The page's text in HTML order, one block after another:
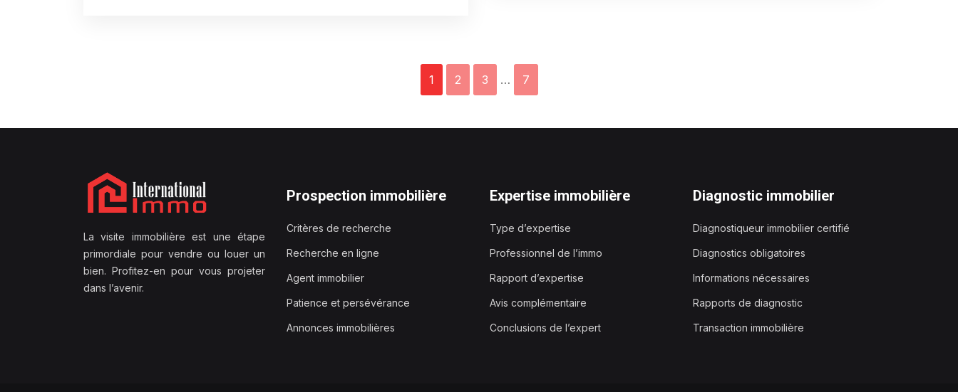
1 2 3 … 7
La visite immobilière est une étape
primordiale pour vendre ou louer un
bien. Profitez-en pour vous projeter
dans l’avenir.
Prospection immobilière
Critères de recherche
Recherche en ligne
Agent immobilier
Patience et persévérance
Annonces immobilières
Expertise immobilière
Type d’expertise
Professionnel de l’immo
Rapport d’expertise
Avis complémentaire
Conclusions de l’expert
Diagnostic immobilier
Diagnostiqueur immobilier certifié
Diagnostics obligatoires
Informations nécessaires
Rapports de diagnostic
Transaction immobilière